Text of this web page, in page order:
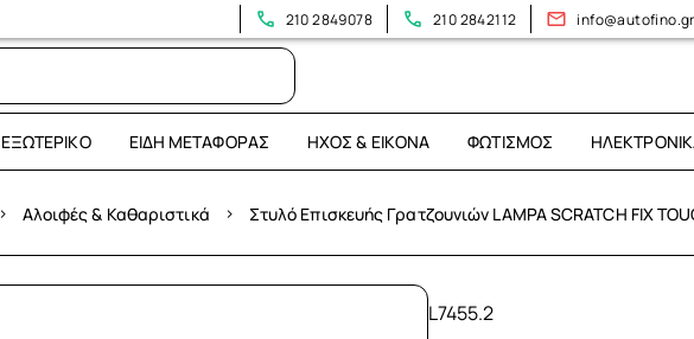
Επισκεφτείτε το νέο μας κατάστημα: Λεωφόρος Ηρακλείου 394!
210 2849078 210 2842112 info@autofino.gr
ΕΞΩΤΕΡΙΚΌ ΕΊΔΗ ΜΕΤΑΦΟΡΆΣ ΉΧΟΣ & ΕΙΚΌΝΑ ΦΩΤΙΣΜΌΣ
› Αλοιφές & Καθαριστικά › Στυλό Επισκευής Γρατζουνιών LAMPA SCRATCH FIX
L7455.2